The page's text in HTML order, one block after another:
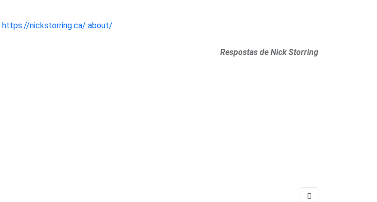
https://nickstorring.ca/ about/
Respostas de Nick Storring